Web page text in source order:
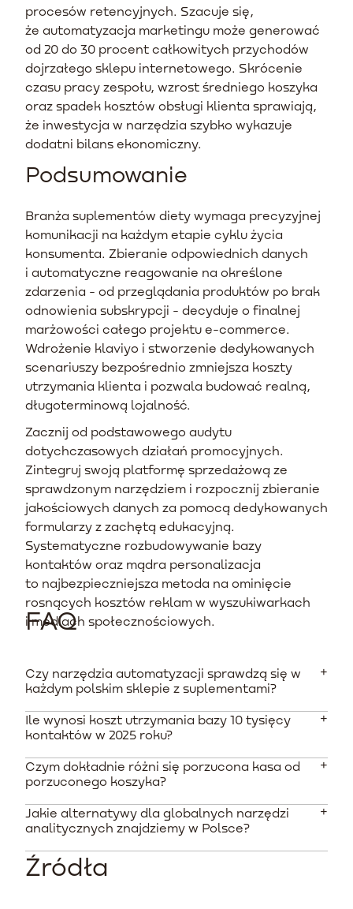
procesów retencyjnych. Szacuje się,
że automatyzacja marketingu może generować
od 20 do 30 procent całkowitych przychodów
dojrzałego sklepu internetowego. Skrócenie
czasu pracy zespołu, wzrost średniego koszyka
oraz spadek kosztów obsługi klienta sprawiają,
że inwestycja w narzędzia szybko wykazuje
dodatni bilans ekonomiczny.
Podsumowanie
Branża suplementów diety wymaga precyzyjnej
komunikacji na każdym etapie cyklu życia
konsumenta. Zbieranie odpowiednich danych
i automatyczne reagowanie na określone
zdarzenia - od przeglądania produktów po brak
odnowienia subskrypcji - decyduje o finalnej
marżowości całego projektu e-commerce.
Wdrożenie klaviyo i stworzenie dedykowanych
scenariuszy bezpośrednio zmniejsza koszty
utrzymania klienta i pozwala budować realną,
długoterminową lojalność.
Zacznij od podstawowego audytu
dotychczasowych działań promocyjnych.
Zintegruj swoją platformę sprzedażową ze
sprawdzonym narzędziem i rozpocznij zbieranie
jakościowych danych za pomocą dedykowanych
formularzy z zachętą edukacyjną.
Systematyczne rozbudowywanie bazy
kontaktów oraz mądra personalizacja
to najbezpieczniejsza metoda na ominięcie
rosnących kosztów reklam w wyszukiwarkach
i mediach społecznościowych.
FAQ
Czy narzędzia automatyzacji sprawdzą się w
każdym polskim sklepie z suplementami?
Tak, odpowiednio dobrane oprogramowanie poprawia
cyklicznych. Wymaga to jednak dostosowania
komunikacji do lokalnych regulacji prawnych i
Ile wynosi koszt utrzymania bazy 10 tysięcy
kontaktów w 2025 roku?
Większość renomowanych narzędzi rozlicza się w
Koszt utrzymania bazy tej wielkości w zagranicznych
platformach wynosi zazwyczaj około 700 PLN
agencji.
Czym dokładnie różni się porzucona kasa od
porzuconego koszyka?
Porzucony koszyk uruchamia się natychmiast po
specjalnego skryptu śledzącego kliknięcia na stronie. Z
kolei porzucona kasa wymaga od użytkownika
Jakie alternatywy dla globalnych narzędzi
analitycznych znajdziemy w Polsce?
Na polskim rynku dużą popularnością cieszą się
Źródła